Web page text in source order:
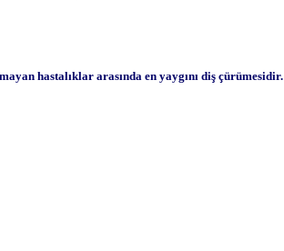
hastalıklar arasında en yaygını diş çürümesidir.